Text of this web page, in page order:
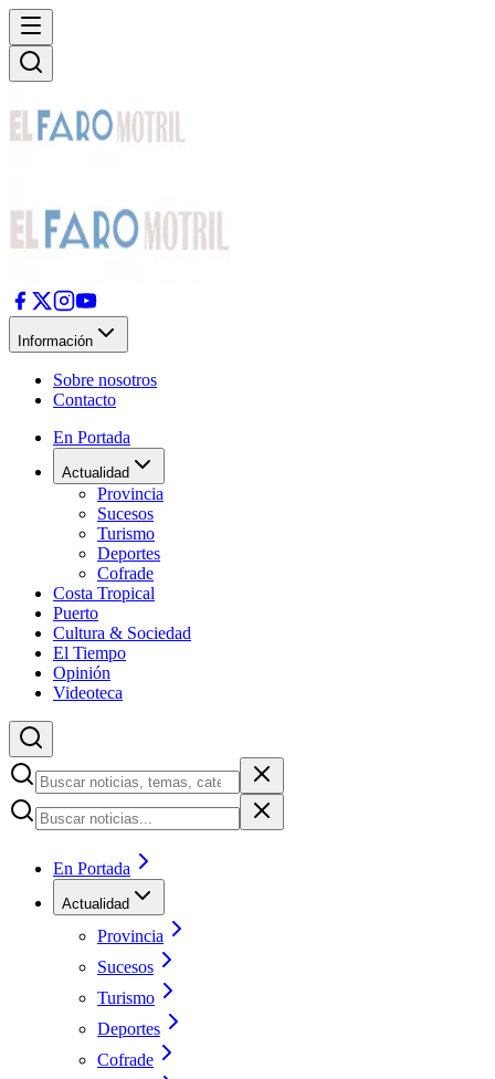
Información
Sobre nosotros
Contacto
En Portada
Actualidad
Provincia
Sucesos
Turismo
Deportes
Cofrade
Costa Tropical
Puerto
Cultura & Sociedad
El Tiempo
Opinión
Videoteca
En Portada
Actualidad
Provincia
Sucesos
Turismo
Deportes
Cofrade